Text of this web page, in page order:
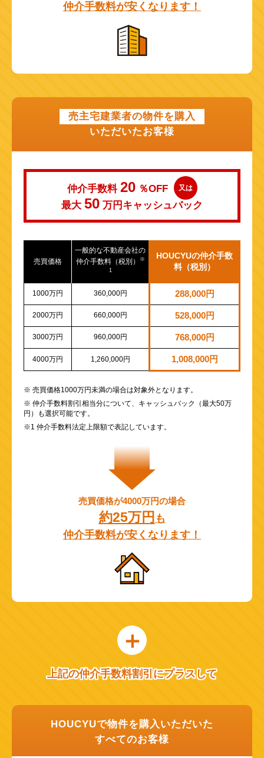
仲介手数料が安くなります！
売主宅建業者の物件を購入
いただいたお客様
仲介手数料 20 ％OFF 又は
最大 50 万円 キャッシュバック
売買価格
一般的な不動産会社の
仲介手数料（税別）
※
1
HOUCYUの仲介手数
料（税別）
1000万円 360,000円 288,000円
2000万円 660,000円 528,000円
3000万円 960,000円 768,000円
4000万円 1,260,000円 1,008,000円
※ 売買価格1000万円未満の場合は対象外となります。
※ 仲介手数料割引相当分について、キャッシュバック（最大50万
円）も選択可能です。
※1 仲介手数料法定上限額で表記しています。
売買価格が4000万円の場合
約25万円 も
仲介手数料が安くなります！
上記の仲介手数料割引にプラスして
HOUCYUで物件を購入いただいた
すべてのお客様